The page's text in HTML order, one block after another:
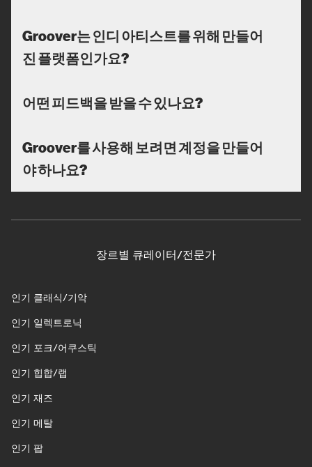
Groover는 인디 아티스트를 위해 만들어
진 플랫폼인가요?
어떤 피드백을 받을 수 있나요?
Groover를 사용해 보려면 계정을 만들어
야 하나요?
장르별 큐레이터/전문가
인기 클래식/기악
인기 일렉트로닉
인기 포크/어쿠스틱
인기 힙합/랩
인기 재즈
인기 메탈
인기 팝